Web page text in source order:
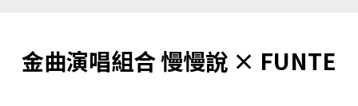
金曲演唱組合 慢慢說 × FUNTE